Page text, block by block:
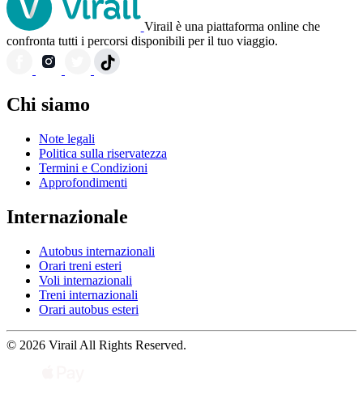
Virail è una piattaforma online che
confronta tutti i percorsi disponibili per il tuo viaggio.
Chi siamo
Note legali
Politica sulla riservatezza
Termini e Condizioni
Approfondimenti
Internazionale
Autobus internazionali
Orari treni esteri
Voli internazionali
Treni internazionali
Orari autobus esteri
© 2026 Virail All Rights Reserved.